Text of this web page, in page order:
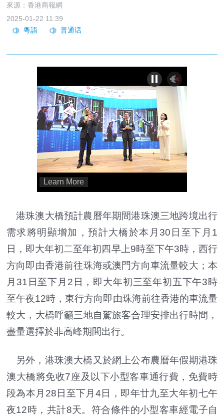
來源：香港商報網
2025-01-22 11:39
港珠澳大橋預計農曆年期間港珠澳三地跨境出行
需求將明顯增加，預計大橋於本月30日至下月1
日，即大年初二至年初四早上9時至下午3時，西行
方向即由香港前往珠海或澳門方向車流量較大；本
月31日至下月2日，即大年初三至年初五下午3時
至午夜12時，東行方向即由珠海前往香港的車流量
較大，大橋呼籲三地自駕旅客合理安排出行時間，
盡量選擇於非高峰期間出行。
另外，港珠澳大橋又於網上公布農曆年假期港珠
澳大橋將免收7座及以下小型客車通行費，免費時
段為本月28日至下月4日，即年廿九至大年初七午
夜12時，共計8天。符合條件的小型客車經電子自